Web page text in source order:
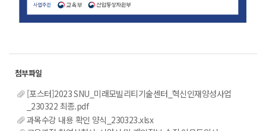
[포스터]2023 SNU_미래모빌리티기술센터_혁신인재양성사업
_230322 최종.pdf
과목수강 내용 확인 양식_230323.xlsx